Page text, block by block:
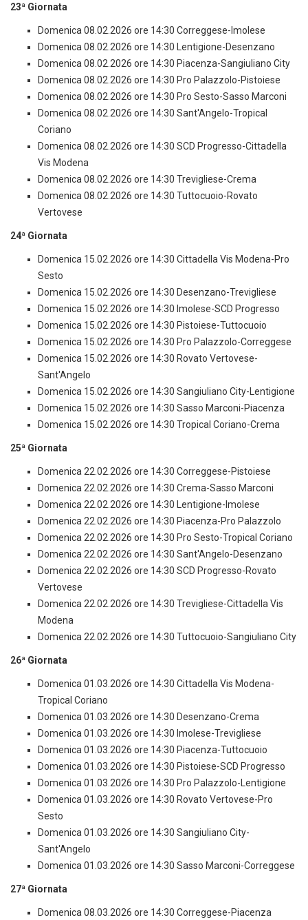
23ª Giornata
Domenica 08.02.2026 ore 14:30 Correggese-Imolese
Domenica 08.02.2026 ore 14:30 Lentigione-Desenzano
Domenica 08.02.2026 ore 14:30 Piacenza-Sangiuliano City
Domenica 08.02.2026 ore 14:30 Pro Palazzolo-Pistoiese
Domenica 08.02.2026 ore 14:30 Pro Sesto-Sasso Marconi
Domenica 08.02.2026 ore 14:30 Sant'Angelo-Tropical
Coriano
Domenica 08.02.2026 ore 14:30 SCD Progresso-Cittadella
Vis Modena
Domenica 08.02.2026 ore 14:30 Trevigliese-Crema
Domenica 08.02.2026 ore 14:30 Tuttocuoio-Rovato
Vertovese
24ª Giornata
Domenica 15.02.2026 ore 14:30 Cittadella Vis Modena-Pro
Sesto
Domenica 15.02.2026 ore 14:30 Desenzano-Trevigliese
Domenica 15.02.2026 ore 14:30 Imolese-SCD Progresso
Domenica 15.02.2026 ore 14:30 Pistoiese-Tuttocuoio
Domenica 15.02.2026 ore 14:30 Pro Palazzolo-Correggese
Domenica 15.02.2026 ore 14:30 Rovato Vertovese-
Sant'Angelo
Domenica 15.02.2026 ore 14:30 Sangiuliano City-Lentigione
Domenica 15.02.2026 ore 14:30 Sasso Marconi-Piacenza
Domenica 15.02.2026 ore 14:30 Tropical Coriano-Crema
25ª Giornata
Domenica 22.02.2026 ore 14:30 Correggese-Pistoiese
Domenica 22.02.2026 ore 14:30 Crema-Sasso Marconi
Domenica 22.02.2026 ore 14:30 Lentigione-Imolese
Domenica 22.02.2026 ore 14:30 Piacenza-Pro Palazzolo
Domenica 22.02.2026 ore 14:30 Pro Sesto-Tropical Coriano
Domenica 22.02.2026 ore 14:30 Sant'Angelo-Desenzano
Domenica 22.02.2026 ore 14:30 SCD Progresso-Rovato
Vertovese
Domenica 22.02.2026 ore 14:30 Trevigliese-Cittadella Vis
Modena
Domenica 22.02.2026 ore 14:30 Tuttocuoio-Sangiuliano City
26ª Giornata
Domenica 01.03.2026 ore 14:30 Cittadella Vis Modena-
Tropical Coriano
Domenica 01.03.2026 ore 14:30 Desenzano-Crema
Domenica 01.03.2026 ore 14:30 Imolese-Trevigliese
Domenica 01.03.2026 ore 14:30 Piacenza-Tuttocuoio
Domenica 01.03.2026 ore 14:30 Pistoiese-SCD Progresso
Domenica 01.03.2026 ore 14:30 Pro Palazzolo-Lentigione
Domenica 01.03.2026 ore 14:30 Rovato Vertovese-Pro
Sesto
Domenica 01.03.2026 ore 14:30 Sangiuliano City-
Sant'Angelo
Domenica 01.03.2026 ore 14:30 Sasso Marconi-Correggese
27ª Giornata
Domenica 08.03.2026 ore 14:30 Correggese-Piacenza